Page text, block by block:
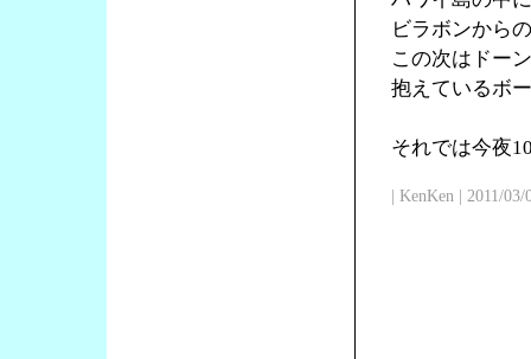
ビラボンから
この次はドー
抱えているボ
それでは今夜
| KenKen | 2011/